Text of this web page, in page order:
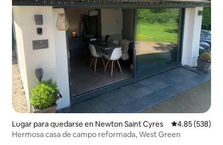
Lugar para quedarse en Newton Saint Cyres Calificación
4.85 (538)
Hermosa casa de campo reformada, West Green